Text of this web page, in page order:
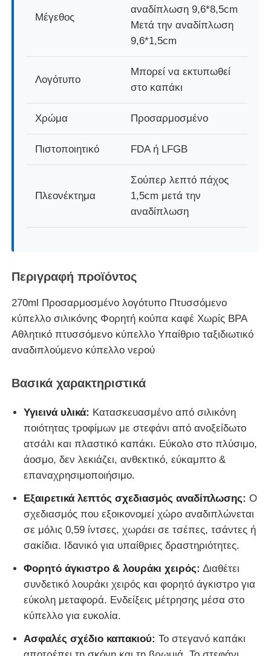
δοχείο σιλικόνης ταξιδίου
Σιλικονούχο Αναδιπλούμενο Παγούρι
Προϊόντα από καουτσούκ σιλικόνης
Μέγεθος
αναδίπλωση 9,6*8,5cm
Μετά την αναδίπλωση
9,6*1,5cm
Λογότυπο
Μπορεί να εκτυπωθεί
στο καπάκι
Χρώμα Προσαρμοσμένο
Πιστοποιητικό FDA ή LFGB
Πλεονέκτημα
Σούπερ λεπτό πάχος
1,5cm μετά την
αναδίπλωση
Περιγραφή προϊόντος
270ml Προσαρμοσμένο λογότυπο Πτυσσόμενο
κύπελλο σιλικόνης Φορητή κούπα καφέ Χωρίς BPA
Αθλητικό πτυσσόμενο κύπελλο Υπαίθριο ταξιδιωτικό
αναδιπλούμενο κύπελλο νερού
Βασικά χαρακτηριστικά
Υγιεινά υλικά: Κατασκευασμένο από σιλικόνη
ποιότητας τροφίμων με στεφάνι από ανοξείδωτο
ατσάλι και πλαστικό καπάκι. Εύκολο στο πλύσιμο,
άοσμο, δεν λεκιάζει, ανθεκτικό, εύκαμπτο &
επαναχρησιμοποιήσιμο.
Εξαιρετικά λεπτός σχεδιασμός αναδίπλωσης: Ο
σχεδιασμός που εξοικονομεί χώρο αναδιπλώνεται
σε μόλις 0,59 ίντσες, χωράει σε τσέπες, τσάντες ή
σακίδια. Ιδανικό για υπαίθριες δραστηριότητες.
Φορητό άγκιστρο & λουράκι χειρός: Διαθέτει
συνδετικό λουράκι χειρός και φορητό άγκιστρο για
εύκολη μεταφορά. Ενδείξεις μέτρησης μέσα στο
κύπελλο για ευκολία.
Ασφαλές σχέδιο καπακιού: Το στεγανό καπάκι